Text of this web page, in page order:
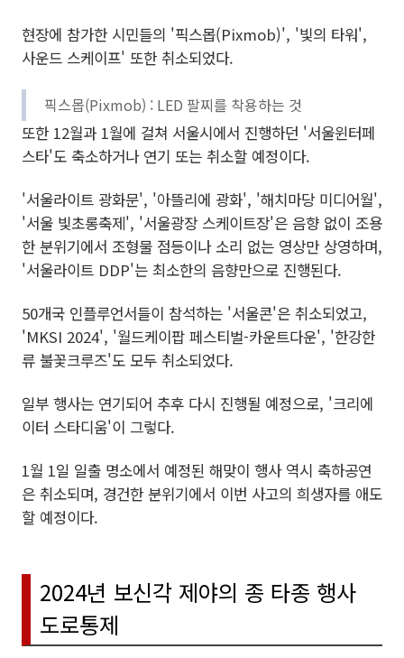
현장에 참가한 시민들의 '픽스몹(Pixmob)', '빛의 타워',
사운드 스케이프' 또한 취소되었다.
픽스몹(Pixmob) : LED 팔찌를 착용하는 것
또한 12월과 1월에 걸쳐 서울시에서 진행하던 '서울윈터페
스타'도 축소하거나 연기 또는 취소할 예정이다.
'서울라이트 광화문', '아뜰리에 광화', '해치마당 미디어월',
'서울 빛초롱축제', '서울광장 스케이트장'은 음향 없이 조용
한 분위기에서 조형물 점등이나 소리 없는 영상만 상영하며,
'서울라이트 DDP'는 최소한의 음향만으로 진행된다.
50개국 인플루언서들이 참석하는 '서울콘'은 취소되었고,
'MKSI 2024', '월드케이팝 페스티벌-카운트다운', '한강한
류 불꽃크루즈'도 모두 취소되었다.
일부 행사는 연기되어 추후 다시 진행될 예정으로, '크리에
이터 스타디움'이 그렇다.
1월 1일 일출 명소에서 예정된 해맞이 행사 역시 축하공연
은 취소되며, 경건한 분위기에서 이번 사고의 희생자를 애도
할 예정이다.
2024년 보신각 제야의 종 타종 행사
도로통제